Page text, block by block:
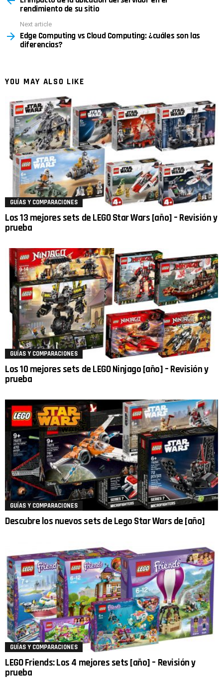
rendimiento de su sitio
Next article
Edge Computing vs Cloud Computing: ¿cuáles son las
diferencias?
YOU MAY ALSO LIKE
GUÍAS Y COMPARACIONES
Los 13 mejores sets de LEGO Star Wars [año] – Revisión y
prueba
GUÍAS Y COMPARACIONES
Los 10 mejores sets de LEGO Ninjago [año] – Revisión y
prueba
GUÍAS Y COMPARACIONES
Descubre los nuevos sets de Lego Star Wars de [año]
GUÍAS Y COMPARACIONES
LEGO Friends: Los 4 mejores sets [año] – Revisión y
prueba